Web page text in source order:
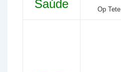
Saúde
Op Tete